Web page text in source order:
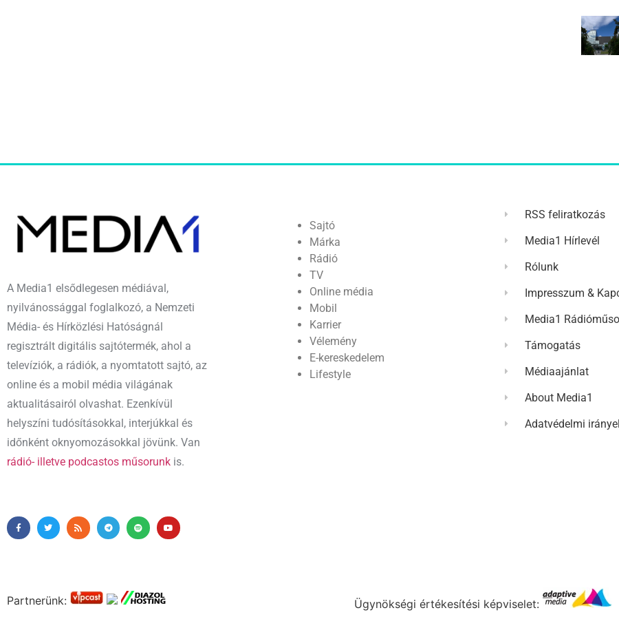
A Media1 elsődlegesen médiával,
nyilvánossággal foglalkozó, a Nemzeti
Média- és Hírközlési Hatóságnál
regisztrált digitális sajtótermék, ahol a
televíziók, a rádiók, a nyomtatott sajtó, az
online és a mobil média világának
aktualitásairól olvashat. Ezenkívül
helyszíni tudósításokkal, interjúkkal és
időnként oknyomozásokkal jövünk. Van
rádió- illetve podcastos műsorunk is.
Sajtó
Márka
Rádió
TV
Online média
Mobil
Karrier
Vélemény
E-kereskedelem
Lifestyle
RSS feliratkozás
Media1 Hírlevél
Rólunk
Impresszum &
Media1
Támogatás
Médiaajánlat
About Media1
Adatvédelmi
Partnerünk: Ügynökségi értékesítési képviselet: